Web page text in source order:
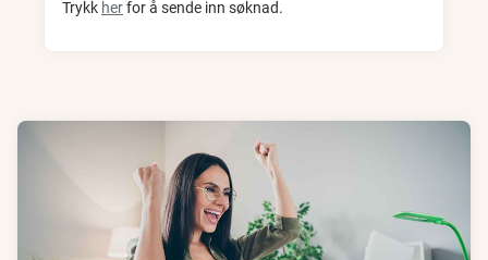
Trykk herfor å sende inn søknad.